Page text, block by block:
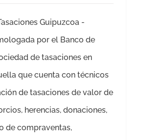
Guipuzcoa -
por el Banco de
de tasaciones en
que cuenta con técnicos
de tasaciones de valor de
herencias, donaciones,
de compraventas,